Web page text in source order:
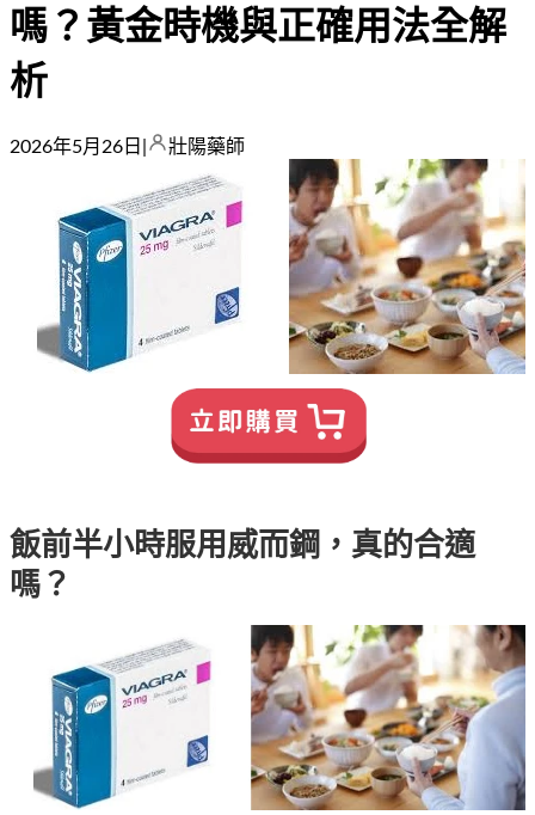
嗎？黃金時機與正確用法全解
析
2026年5月26日 壯陽藥師
飯前半小時服用威而鋼，真的合適
嗎？